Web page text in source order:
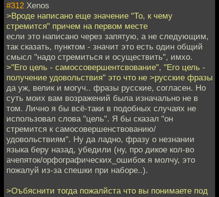
#312 Xenos
>Вроде написано еще значение "То, к чему
стремится" причем на первом месте
если это написано через запятую, а не следующим,
так сказать, пунктом - значит это есть один общий
смысл "надо стремиться и осуществить", имхо.
>"Его цель - самоссовершентсвование", "Его цель -
получение удовольствия" это что не >русские фразы
да уж, велик и могуч.. фразы русские, согласен. Но
суть моих вам возражений была изначально не в
том. Лично я бы всё-таки в подобных случаях не
использовал слова "цель". Я бы сказал "он
стремится к самосовершенствованию/
удовольствиям". Ну да ладно, фразу о незнании
языка беру назад, убедили (ну, про дикое кол-во
ачепяток/орфографических_ошибок я молчу, это
пожалуй из-за спешки при наборе..).
>Оъбяснити тогда пожалйста что вы понимаете под